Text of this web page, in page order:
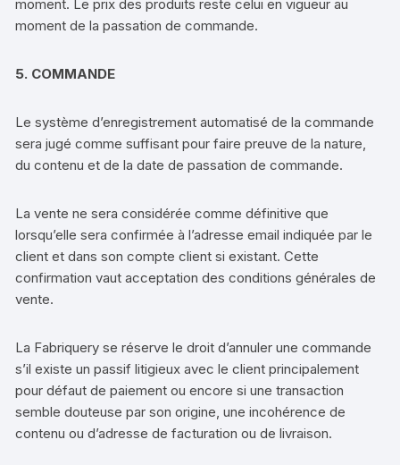
moment. Le prix des produits reste celui en vigueur au
moment de la passation de commande.
5. COMMANDE
Le système d’enregistrement automatisé de la commande
sera jugé comme suffisant pour faire preuve de la nature,
du contenu et de la date de passation de commande.
La vente ne sera considérée comme définitive que
lorsqu’elle sera confirmée à l’adresse email indiquée par le
client et dans son compte client si existant. Cette
confirmation vaut acceptation des conditions générales de
vente.
La Fabriquery se réserve le droit d’annuler une commande
s’il existe un passif litigieux avec le client principalement
pour défaut de paiement ou encore si une transaction
semble douteuse par son origine, une incohérence de
contenu ou d’adresse de facturation ou de livraison.